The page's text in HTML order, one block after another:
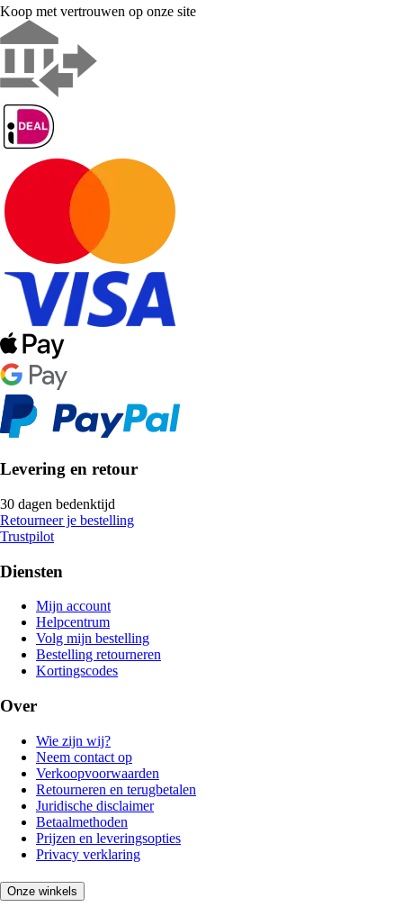
Koop met vertrouwen op onze site
Levering en retour
30 dagen bedenktijd
Retourneer je bestelling
Trustpilot
Diensten
Mijn account
Helpcentrum
Volg mijn bestelling
Bestelling retourneren
Kortingscodes
Over
Wie zijn wij?
Neem contact op
Verkoopvoorwaarden
Retourneren en terugbetalen
Juridische disclaimer
Betaalmethoden
Prijzen en leveringsopties
Privacy verklaring
Onze winkels